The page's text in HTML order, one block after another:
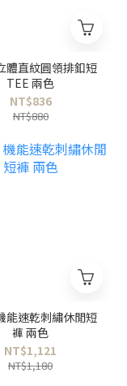
體直紋圓領排釦短
TEE 兩色
NT$836
NT$880
能速乾刺繡休閒短
褲 兩色
NT$1,121
NT$1,180